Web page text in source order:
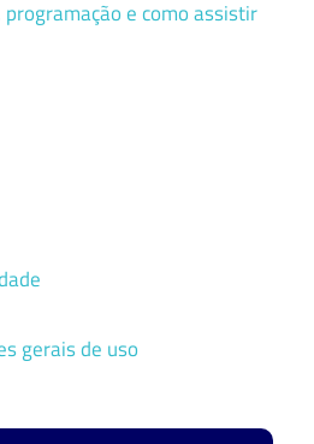
programação e como assistir
gerais de uso